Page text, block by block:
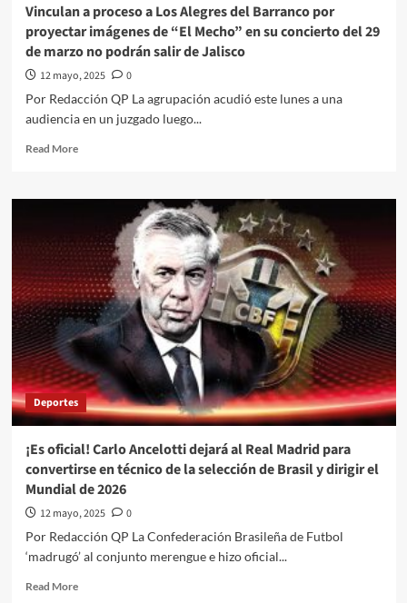
domingo;
Toluca-
Tigres
en
y
sábado
Vinculan a proceso a Los Alegres del Barranco por
proyectar imágenes de “El Mecho” en su concierto del 29
de marzo no podrán salir de Jalisco
12 mayo, 2025
0
Por Redacción QP La agrupación acudió este lunes a una
audiencia en un juzgado luego...
Read MoreRead
Vinculan
proceso
a
Los
Alegres
del
Barranco
por
proyectar
imágenes
de
“El
Mecho”
su
concierto
del
29
marzo
no
salir
Deportes
¡Es oficial! Carlo Ancelotti dejará al Real Madrid para
convertirse en técnico de la selección de Brasil y dirigir el
Mundial de 2026
12 mayo, 2025
0
Por Redacción QP La Confederación Brasileña de Futbol
‘madrugó’ al conjunto merengue e hizo oficial...
Read MoreRead